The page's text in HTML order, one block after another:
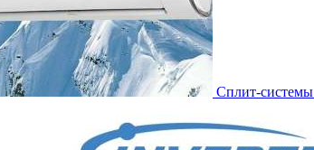
Сплит-системы